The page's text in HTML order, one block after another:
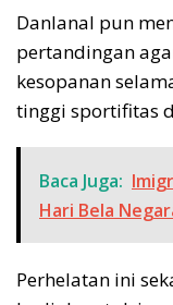
Danlanal pun
pertandingan
kesopanan
tinggi sportifitas
Baca Juga:
Hari Bela
Perhelatan ini